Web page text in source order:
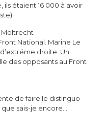
ils étaient 16 000 à avoir
Moltrecht
National. Marine Le
droite. Un
des opposants au Front
de faire le distinguo
sais-je encore…